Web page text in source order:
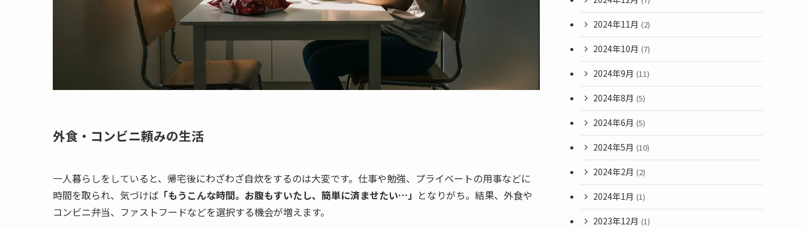
外食・コンビニ頼みの生活
一人暮らしをしていると、帰宅後にわざわざ自炊をするのは大変です。仕事や勉強、プライベートの用事などに
時間を取られ、気づけば 「もうこんな時間。お腹もすいたし、簡単に済ませたい…」 となりがち。結果、外食や
コンビニ弁当、ファストフードなどを選択する機会が増えます。
2024年11月 (2)
2024年10月 (7)
2024年9月 (11)
2024年8月 (5)
2024年6月 (5)
2024年5月 (10)
2024年2月 (2)
2024年1月 (1)
2023年12月 (1)